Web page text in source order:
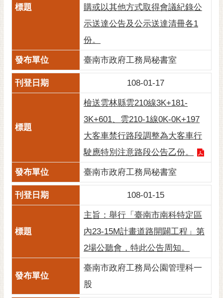
購或以其他方式取得會議紀錄公
示送達公告及公示送達清冊各1
份。
臺南市政府工務局秘書室
108-01-17
檢送雲林縣雲210線3K+181-
3K+601、雲210-1線0K-0K+197
大客車禁行路段調整為大客車行
駛應特別注意路段公告乙份。
臺南市政府工務局秘書室
108-01-15
主旨：舉行「臺南市南科特定區
內23-15M計畫道路開闢工程」第
2場公聽會，特此公告周知。
臺南市政府工務局公園管理科一
股